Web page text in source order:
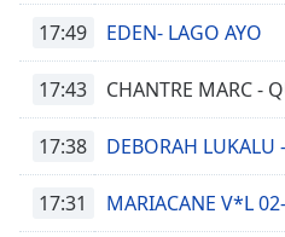
17:49 EDEN- LAGO AYO
17:43 CHANTRE MARC -
17:38 DEBORAH LUKALU
17:31 MARIACANE V*L